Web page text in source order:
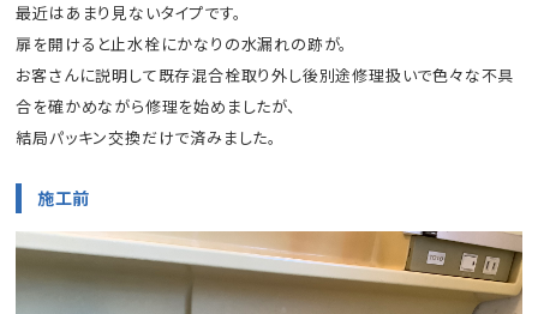
最近はあまり見ないタイプです。
扉を開けると止水栓にかなりの水漏れの跡が。
お客さんに説明して既存混合栓取り外し後別途修理扱いで色々な不具
合を確かめながら修理を始めましたが、
結局パッキン交換だけで済みました。
施工前